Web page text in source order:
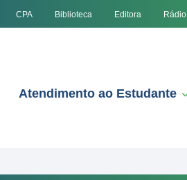
CPA Biblioteca Editora Rádio
Atendimento ao Estudante